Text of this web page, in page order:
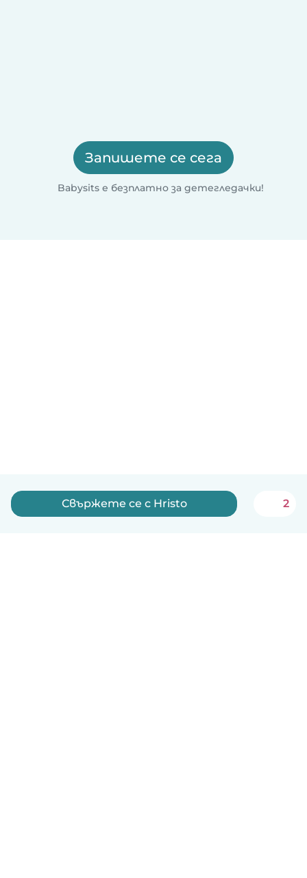
Запишете се сега
Babysits е безплатно за детегледачки!
Свържете се с Hristo 2